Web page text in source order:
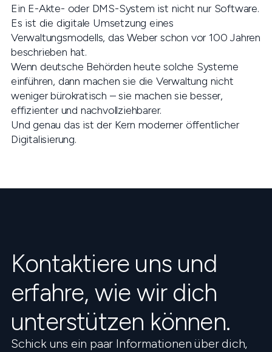
Ein E-Akte- oder DMS-System ist nicht nur Software.
Es ist die digitale Umsetzung eines
Verwaltungsmodells, das Weber schon vor 100 Jahren
beschrieben hat.
Wenn deutsche Behörden heute solche Systeme
einführen, dann machen sie die Verwaltung nicht
weniger bürokratisch – sie machen sie besser,
effizienter und nachvollziehbarer.
Und genau das ist der Kern moderner öffentlicher
Digitalisierung.
Kontaktiere uns und
erfahre, wie wir dich
unterstützen können.
Schick uns ein paar Informationen über dich,